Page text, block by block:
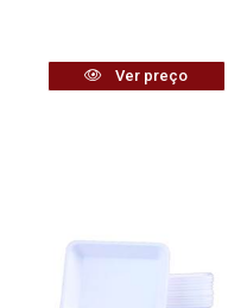
Ver preço